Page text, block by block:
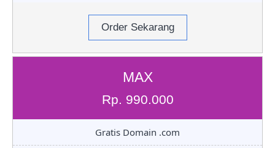
Order Sekarang
MAX
Rp. 990.000
Gratis Domain .com